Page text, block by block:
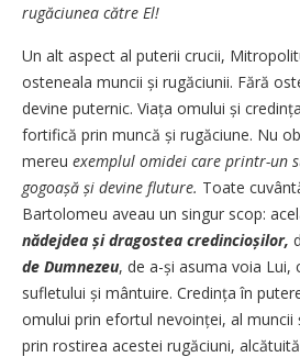
rugăciunea către El!
Un alt aspect al puterii crucii,
osteneala muncii și rugăciunii. Fără
devine puternic. Viața omului și
fortifică prin muncă și rugăciune. Nu
mereu exemplul omidei care printr-un
gogoașă și devine fluture. Toate
Bartolomeu aveau un singur scop:
nădejdea și dragostea credincioșilor,
de Dumnezeu, de a-și asuma voia Lui,
sufletului și mântuire. Credința în
omului prin efortul nevoinței, al muncii
prin rostirea acestei rugăciuni,